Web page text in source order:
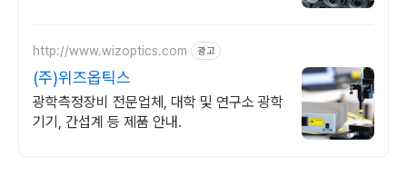
http://www.wizoptics.com 광고
(주)위즈옵틱스
광학측정장비 전문업체, 대학 및 연구소 광학
기기, 간섭계 등 제품 안내.